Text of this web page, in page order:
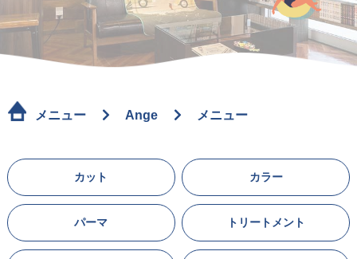
メニュー Ange メニュー
カット カラー
パーマ トリートメント